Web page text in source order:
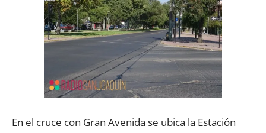
En el cruce con Gran Avenida se ubica la Estación